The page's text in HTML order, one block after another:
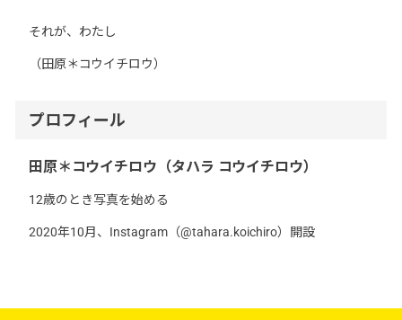
それが、わたし
（田原＊コウイチロウ）
プロフィール
田原＊コウイチロウ（タハラ コウイチロウ）
12歳のとき写真を始める
2020年10月、Instagram（@tahara.koichiro）開設